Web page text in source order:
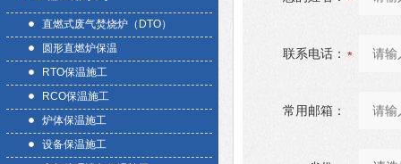
直燃式废气焚烧炉（DTO）
圆形直燃炉保温
RTO保温施工
RCO保温施工
炉体保温施工
设备保温施工
联系电话：
常用邮箱：